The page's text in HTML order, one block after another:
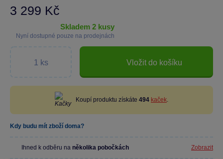
3 299 Kč
skladem 2 kusy
Nyní dostupné pouze na prodejnách
Vložit do košíku
Koupí produktu získáte 494 kaček.
Kdy budu mít zboží doma?
Ihned k odběru na několika pobočkách Zobrazit